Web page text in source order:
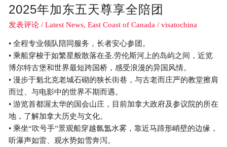
2025年加东五天尊享全陪团
发表评论 / Latest News, East Coast of Canada / visatochina
• 全程专业领队陪同服务，长者安心参团。
• 乘船穿梭于如繁星般散落在圣.劳伦斯河上的岛屿之间，近览
博尔特古堡和世界最短跨国桥，感受浪漫的异国风情。
• 漫步于魁北克老城石砌的狭长街巷，与古老而庄严的教堂擦肩
而过、与电影中的世界不期而遇。
• 游览首都渥太华的国会山庄，目前加拿大政府及参议院的所在
地，了解加拿大历史与文化。
• 乘坐“吹号手”景观船穿越氤氲水雾，靠近马蹄形峭壁的边缘，
听瀑声如雷、观水势如雪奔泻。